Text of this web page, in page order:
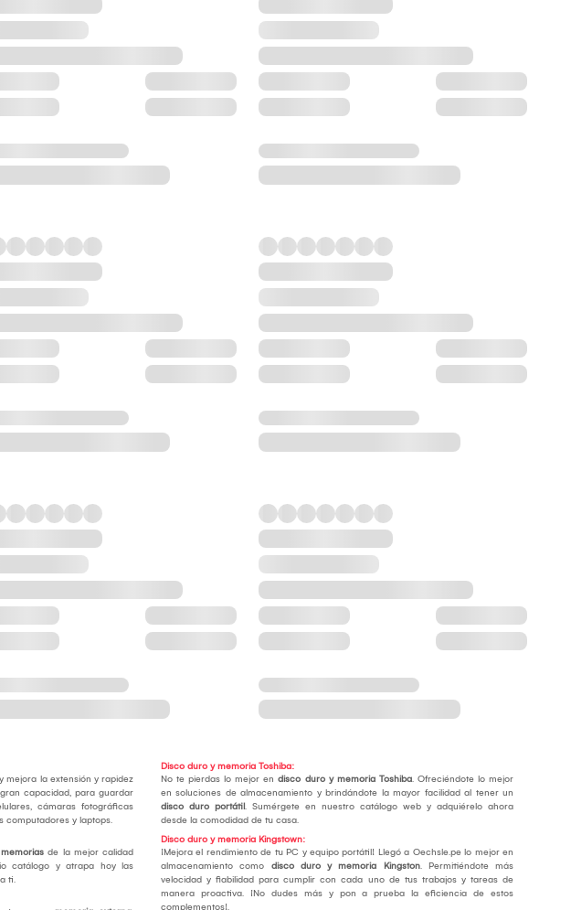
y mejora la extensión y rapidez
capacidad, para guardar
cámaras fotográficas
computadores y laptops.
de la mejor calidad
catálogo y atrapa hoy las
ti.
Disco duro y memoria Toshiba:
No te pierdas lo mejor endisco duro y memoria Toshiba. Ofreciéndote lo mejor
en soluciones de almacenamiento y brindándote la mayor facilidad al tener un
disco duro portátil. Sumérgete en nuestro catálogo web y adquiérelo ahora
desde la comodidad de tu casa.
Disco duro y memoria Kingstown:
¡Mejora el rendimiento de tu PC y equipo portátil! Llegó a Oechsle.pe lo mejor en
almacenamiento como disco duro y memoria Kingston. Permitiéndote más
velocidad y fiabilidad para cumplir con cada uno de tus trabajos y tareas de
manera proactiva. ¡No dudes más y pon a prueba la eficiencia de estos
complementos!.